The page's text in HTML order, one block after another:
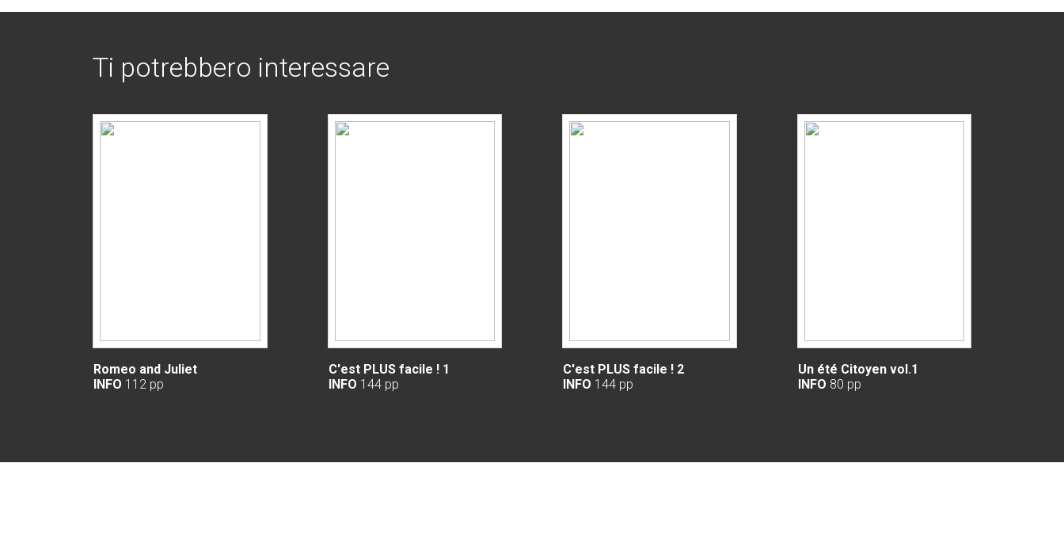
Ti potrebbero interessare
Romeo and Juliet
INFO 112 pp
C'est PLUS facile ! 1
INFO 144 pp
C'est PLUS facile ! 2
INFO 144 pp
Un été Citoyen vol.1
INFO 80 pp